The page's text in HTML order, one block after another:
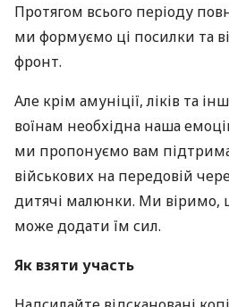
Протягом всього періоду
ми формуємо ці посилки та
фронт.
Але крім амуніції, ліків та
воїнам необхідна наша
ми пропонуємо вам
військових на передовій
дитячі малюнки. Ми віримо,
може додати їм сил.
Як взяти участь